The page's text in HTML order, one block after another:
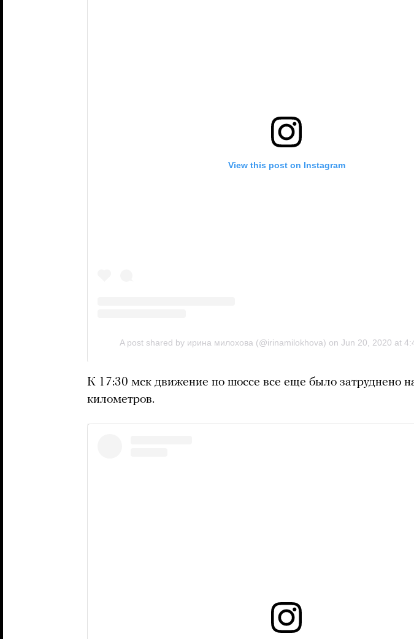
К 17:30 мск движение по шоссе все еще было затруднено
километров.